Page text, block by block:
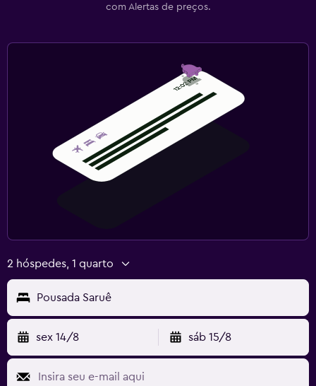
com Alertas de preços.
2 hóspedes, 1 quarto
Pousada Saruê
sex 14/8 sáb 15/8